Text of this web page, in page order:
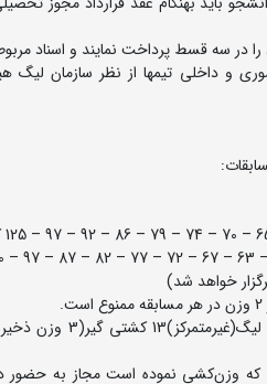
و داخلی تیمها از نظر سازمان لیگ